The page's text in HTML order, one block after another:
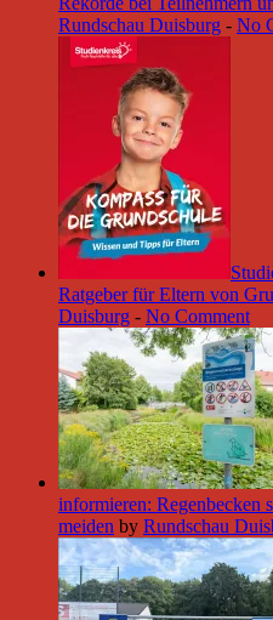
Rundschau Duisburg - No
Ratgeber für Eltern von
Duisburg - No Comment
informieren: Regenbecken
meiden by Rundschau